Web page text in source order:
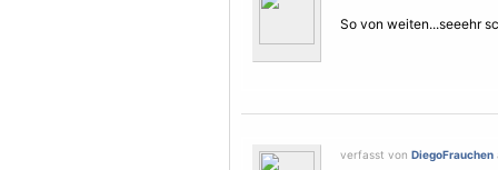
So von weiten...seeehr
verfasst von DiegoFrauchen